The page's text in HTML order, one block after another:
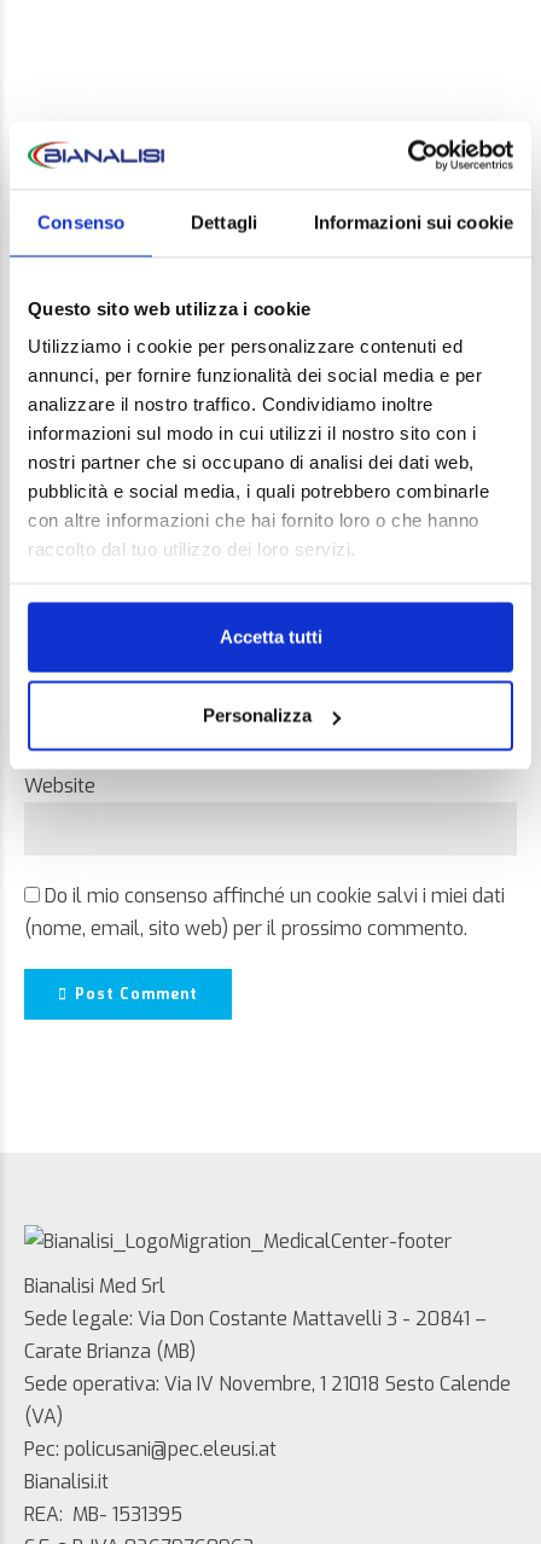
Consenso Dettagli Informazioni sui cookie
Questo sito web utilizza i cookie
Utilizziamo i cookie per personalizzare contenuti ed
annunci, per fornire funzionalità dei social media e per
analizzare il nostro traffico. Condividiamo inoltre
informazioni sul modo in cui utilizzi il nostro sito con i
nostri partner che si occupano di analisi dei dati web,
pubblicità e social media, i quali potrebbero combinarle
con altre informazioni che hai fornito loro o che hanno
raccolto dal tuo utilizzo dei loro servizi.
Accetta tutti
Personalizza
LEAVE A REPLY
Your email address will not be published. Required
Comment
Email *
Website
Do il mio consenso affinché un cookie salvi i miei dati
(nome, email, sito web) per il prossimo commento.
Post Comment
Bianalisi Med Srl
Sede legale: Via Don Costante Mattavelli 3 - 20841 –
Carate Brianza (MB)
Sede operativa: Via IV Novembre, 1 21018 Sesto Calende
(VA)
Pec: policusani@pec.eleusi.at
Bianalisi.it
REA: MB- 1531395